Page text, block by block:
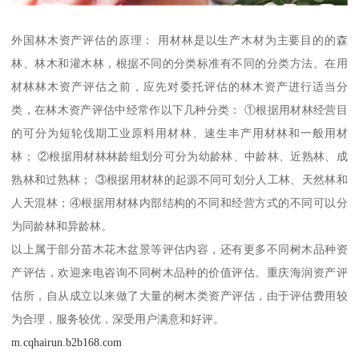
外国林木资产评估的原理： 用材林是以生产木材为主要目的的森
林、林木和灌木林，根据不同的分类标准有不同的分类方法。在用
材林林木资产评估之前，应先对委托评估的林木资产进行适当分
类，在林木资产评估中经常作以下几种分类： ①根据用材林经营目
的可分为短轮伐期工业原料用材林、速生丰产用材林和一般用材
林； ②根据用材林林龄组划分可分为幼龄林、中龄林、近熟林、成
熟林和过熟林； ③根据用材林的起源不同可划分人工林、天然林和
人天混林；④根据用材林内部结构的不同和经营方式的不同可以分
为同龄林和异龄林。
以上属于部分苗木花木盆景等评估内容，还有更多不同树木品种资
产评估，欢迎来电咨询不同树木品种的价值评估。重庆海润资产评
估所，自从成立以来做了大量的树木类资产评估，由于评估费用较
为合理，服务较优，深受用户满意和好评。
m.cqhairun.b2b168.com